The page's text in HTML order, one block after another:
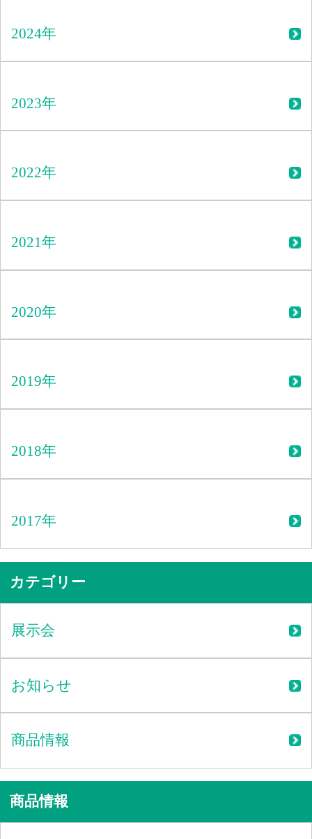
2024年
2023年
2022年
2021年
2020年
2019年
2018年
2017年
カテゴリー
展示会
お知らせ
商品情報
商品情報